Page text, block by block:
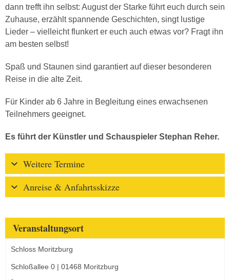
dann trefft ihn selbst: August der Starke führt euch durch sein
Zuhause, erzählt spannende Geschichten, singt lustige
Lieder – vielleicht flunkert er euch auch etwas vor? Fragt ihn
am besten selbst!
Spaß und Staunen sind garantiert auf dieser besonderen
Reise in die alte Zeit.
Für Kinder ab 6 Jahre in Begleitung eines erwachsenen
Teilnehmers geeignet.
Es führt der Künstler und Schauspieler Stephan Reher.
Weitere Termine
Anreise & Anfahrtsskizze
Veranstaltungsort
Schloss Moritzburg
Schloßallee 0 | 01468 Moritzburg